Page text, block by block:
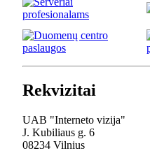
Rekvizitai
UAB "Interneto vizija"
J. Kubiliaus g. 6
08234 Vilnius